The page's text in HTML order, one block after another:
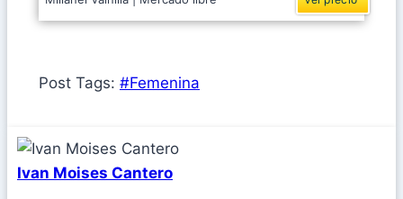
Post Tags: #Femenina
Ivan Moises Cantero